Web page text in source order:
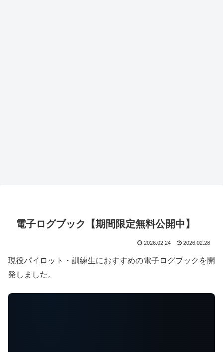
電子ログブック【期間限定無料公開中】
2026.02.24 2026.02.28
現役パイロット・訓練生におすすめの電子ログブックを開
発しました。